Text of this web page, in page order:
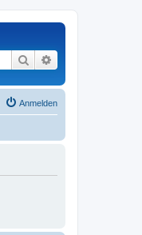
Suche
Anmelden